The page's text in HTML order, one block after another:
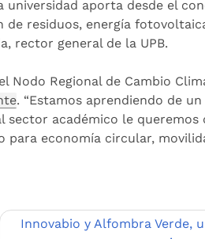
aporta desde el
residuos, energía
rector general de la UPB.
Regional de Cambio
. “Estamos aprendiendo de
sector académico le queremos
para economía circular,
Innovabio y Alfombra Verde,